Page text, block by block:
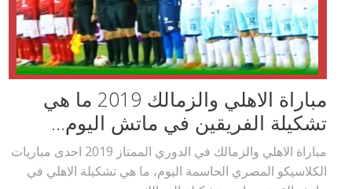
مباراة الاهلي والزمالك 2019 ما هي
تشكيلة الفريقين في ماتش اليوم...
مباراة الاهلي والزمالك في الدوري الممتاز 2019 احدى مباريات
الكلاسيكو المصري الحاسمة اليوم، ما هي تشكيلة الاهلي في